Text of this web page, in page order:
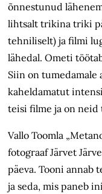
õnnestunud
lihtsalt trikina triki
tehniliselt) ja filmi
lähedal. Ometi
Siin on tumedamale
kaheldamatut
teisi filme ja on neid
Vallo Toomla
fotograaf Järvet
päeva. Tooni annab
ja seda, mis paneb